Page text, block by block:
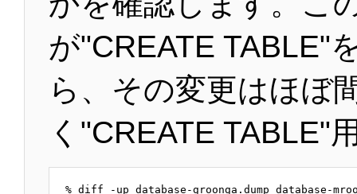
が"CREATE TABLE"
ら、その変更はほぼ
く"CREATE TABLE"
% diff -up database-groonga.dump database-